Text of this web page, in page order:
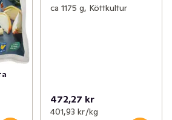
ca 1175 g, Köttkultur
472,27 kr
401,93 kr /kg